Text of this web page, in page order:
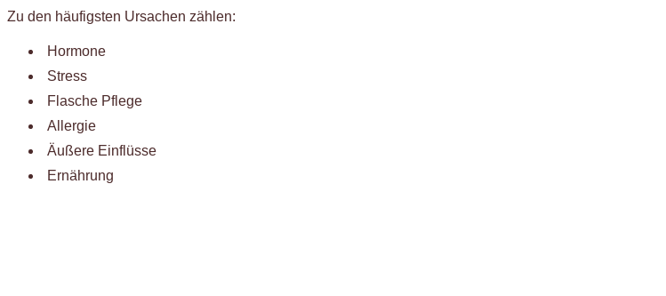
Zu den häufigsten Ursachen zählen:
Hormone
Stress
Flasche Pflege
Allergie
Äußere Einflüsse
Ernährung